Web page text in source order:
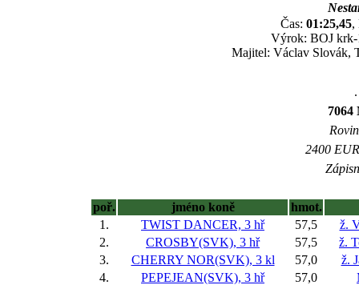
Čas: 01:25,45,
Výrok: BOJ krk-
Majitel: Václav Slovák,
7064
2400
poř. jméno koně
hmot.
1.
TWIST DANCER, 3 hř 57,5
ž.
2.
CROSBY(SVK), 3 hř 57,5
ž.
3.
CHERRY NOR(SVK), 3 kl 57,0
ž.
4.
PEPEJEAN(SVK), 3 hř 57,0